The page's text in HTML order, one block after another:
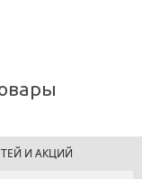
И АКЦИЙ